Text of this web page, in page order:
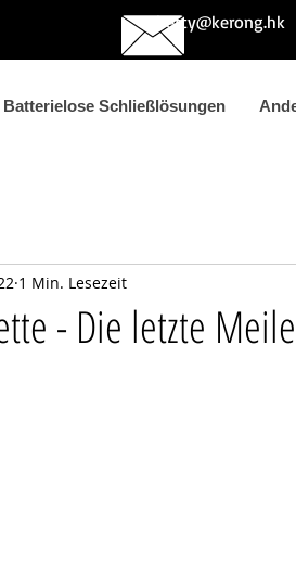
betty@kerong.hk
Batterielose Schließlösungen
- Die letzte
1 Min. Lesezeit